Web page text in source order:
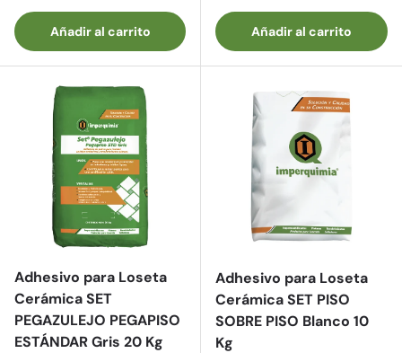
Añadir al carrito Añadir al carrito
Adhesivo para Loseta
Cerámica SET
PEGAZULEJO PEGAPISO
ESTÁNDAR Gris 20 Kg
Adhesivo para Loseta
Cerámica SET PISO
SOBRE PISO Blanco 10
Kg